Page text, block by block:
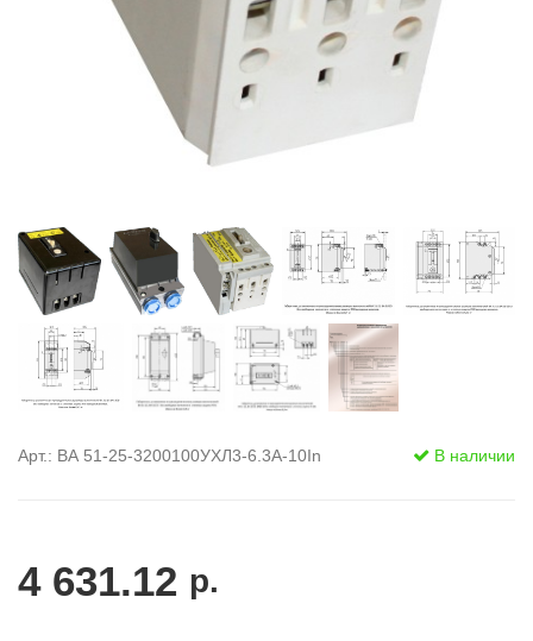
Штендеры
Щиты
диэлектрические
Арт.: ВА 51-25-3200100УХЛ3-6.3А-10In В наличии
4 631.12 р.